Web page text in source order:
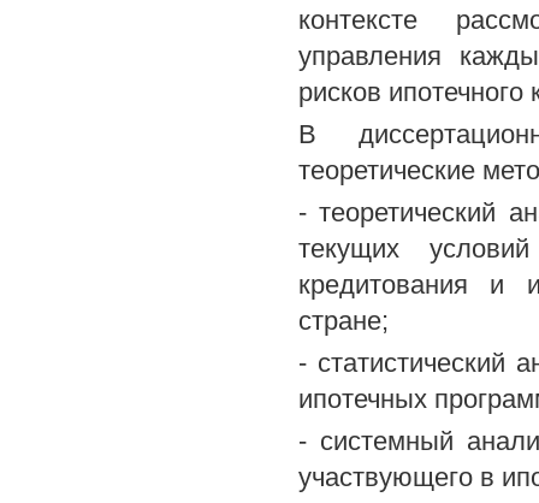
контексте
управления
рисков ипотечного
В
теоретические
- теоретический
текущих
кредитования и
стране;
- статистический
ипотечных
- системный
участвующего в